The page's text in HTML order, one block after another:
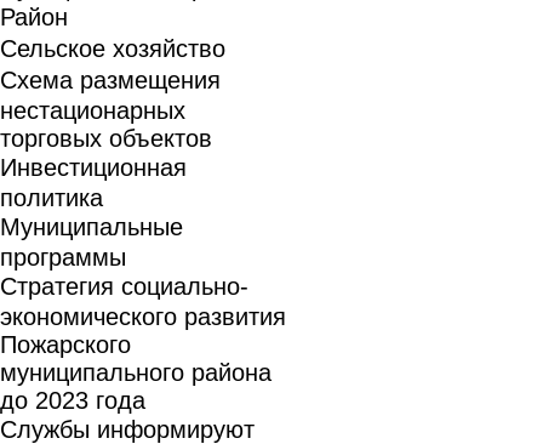
Район
Сельское хозяйство
Схема размещения
нестационарных
торговых объектов
Инвестиционная
политика
Муниципальные
программы
Стратегия социально-
экономического развития
Пожарского
муниципального района
до 2023 года
Службы информируют